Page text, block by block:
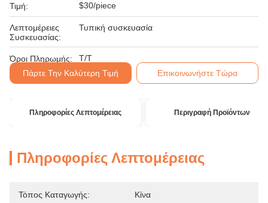
Τιμή: $30/piece
Λεπτομέρειες
Συσκευασίας:
Τυπική συσκευασία
Όροι Πληρωμής:
T/T
Πάρτε Την Καλύτερη Τιμή
Επικοινωνήστε Τώρα
Πληροφορίες Λεπτομέρειας Περιγραφή Προϊόντων
Πληροφορίες Λεπτομέρειας
Τόπος Καταγωγής: Κίνα